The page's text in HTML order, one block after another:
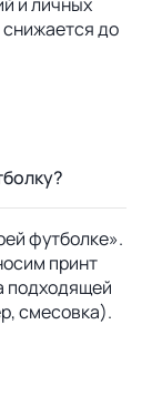
снижается до
футболке».
принт
подходящей
смесовка).